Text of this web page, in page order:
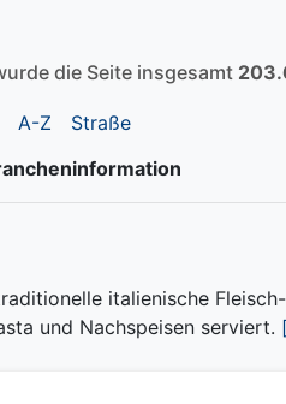
die Seite insgesamt
A-Z
Straße
italienische
und Nachspeisen serviert.